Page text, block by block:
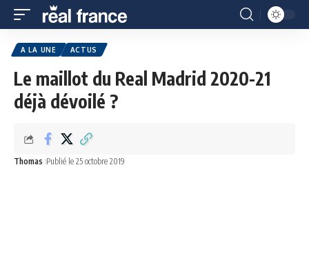
A LA UNE ACTUS
Le maillot du Real Madrid 2020-21
déjà dévoilé ?
Thomas Publié le 25 octobre 2019